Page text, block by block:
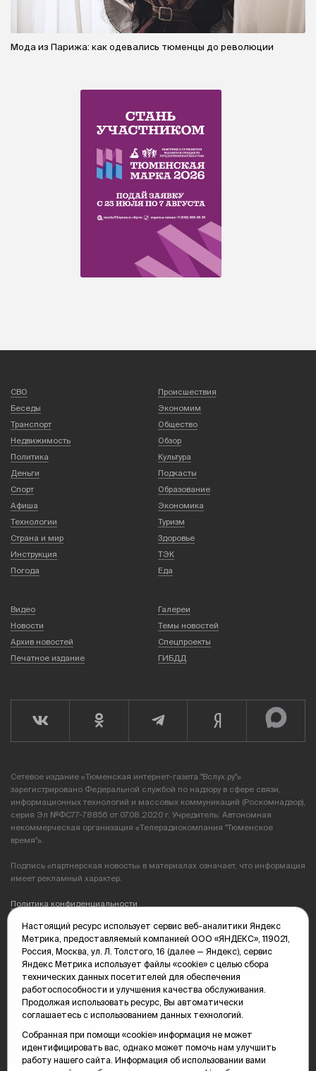
Мода из Парижа: как одевались тюменцы до революции
СВО
Происшествия
Беседы
Экономим
Транспорт
Общество
Недвижимость
Обзор
Политика
Культура
Деньги
Подкасты
Спорт
Образование
Афиша
Экономика
Технологии
Туризм
Страна и мир
Здоровье
Инструкция
ТЭК
Погода
Еда
Видео
Галереи
Новости
Темы новостей
Архив новостей
Спецпроекты
Печатное издание
ГИБДД
Сетевое издание «Тюменская интернет-газета "Вслух.ру"»
зарегистрировано Федеральной службой по надзору в сфере связи,
информационных технологий и массовых коммуникаций (Роскомнадзор),
серия Эл №ФС77-78856 от 07.08.2020 г. Учредитель: Автономная
некоммерческая организация «Телерадиокомпания "Тюменское
время"».
Подпись «партнерская новость» в материалах означает, что информация
имеет рекламный характер.
Политика конфиденциальности
Редакция: 625035, Тюмень, пр. Геологоразведчиков, 28А
(3452) 68-89-05
edit@vsluh.ru
Главный редактор: Панкина Т.Ю.
kika@vsluh.ru
По вопросам рекламы:
(3452) 68-89-78
kotovaev@sibinformburo.ru
mim@vsluh.ru
Настоящий ресурс использует сервис веб-аналитики Яндекс
Метрика, предоставляемый компанией ООО «ЯНДЕКС», 119021,
Россия, Москва, ул. Л. Толстого, 16 (далее — Яндекс), сервис
Яндекс Метрика использует файлы «cookie» с целью сбора
технических данных посетителей для обеспечения
работоспособности и улучшения качества обслуживания.
Продолжая использовать ресурс, Вы автоматически
соглашаетесь с использованием данных технологий.
Собранная при помощи «cookie» информация не может
идентифицировать вас, однако может помочь нам улучшить
работу нашего сайта. Информация об использовании вами